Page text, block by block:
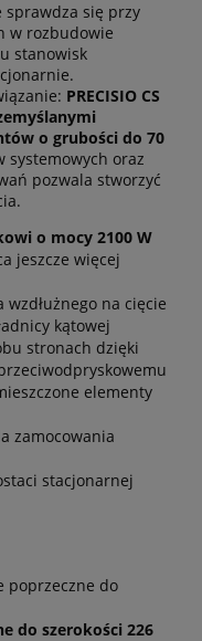
sprawdza się przy
w rozbudowie
stanowisk
PRECISIO CS
o grubości do 70
systemowych oraz
pozwala stworzyć
o mocy 2100 W
jeszcze więcej
na cięcie
kątowej
stronach dzięki
elementy
zamocowania
stacjonarnej
poprzeczne do
do szerokości 226